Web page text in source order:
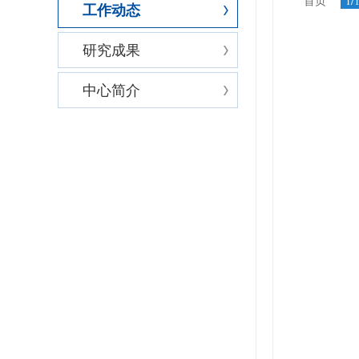
工作动态
研究成果
中心简介